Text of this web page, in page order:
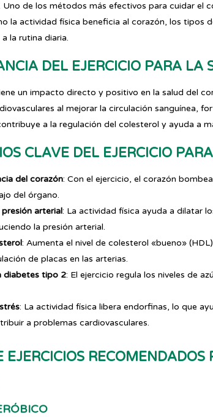
Uno de los métodos más efectivos para cuidar el
la actividad física beneficia al corazón, los tipos
la rutina diaria.
DEL EJERCICIO PARA LA
un impacto directo y positivo en la salud del
al mejorar la circulación sanguínea,
a la regulación del colesterol y ayuda a
CLAVE DEL EJERCICIO
del corazón: Con el ejercicio, el corazón
del órgano.
arterial: La actividad física ayuda a dilatar
la presión arterial.
: Aumenta el nivel de colesterol «bueno»
de placas en las arterias.
diabetes tipo 2: El ejercicio regula los niveles de
: La actividad física libera endorfinas, lo que
a problemas cardiovasculares.
EJERCICIOS